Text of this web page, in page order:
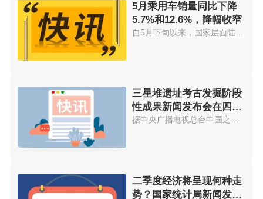
5月乘用车销量同比下降
5.7%和12.6%，降幅收窄
自5月下旬以来，国家层面陆续出...
三星堆遗址考古发掘阶段
性成果新闻发布会在四川
广汉召开
据中央广播电视总台中国之声《新...
二季度经济将呈现何种走
势？国家统计局新闻发言